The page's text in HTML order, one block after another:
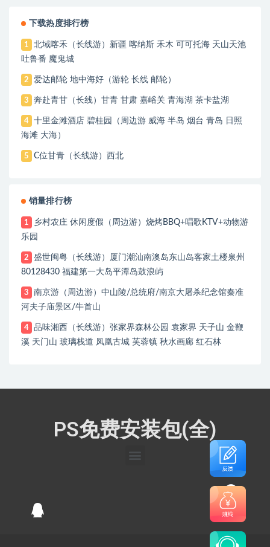
下载热度排行榜
1
北域喀禾（长线游）新疆 喀纳斯 禾木 可可托海 天山天池
吐鲁番 魔鬼城
2 爱达邮轮 地中海好（游轮 长线 邮轮）
3 奔赴青甘（长线）甘青 甘肃 嘉峪关 青海湖 茶卡盐湖
4
十里金滩酒店 碧桂园（周边游 威海 半岛 烟台 青岛 日照
海滩 大海）
5 C位甘青（长线游）西北
销量排行榜
1
乡村农庄 休闲度假（周边游）烧烤BBQ+唱歌KTV+动物游
乐园
2
盛世闽粤（长线游）厦门潮汕南澳岛东山岛客家土楼泉州
80128430 福建第一大岛平潭岛鼓浪屿
3
南京游（周边游）中山陵/总统府/南京大屠杀纪念馆秦准
河夫子庙景区/牛首山
4
品味湘西（长线游）张家界森林公园 袁家界 天子山 金鞭
溪 天门山 玻璃栈道 凤凰古城 芙蓉镇 秋水画廊 红石林
PS免费安装包(全)